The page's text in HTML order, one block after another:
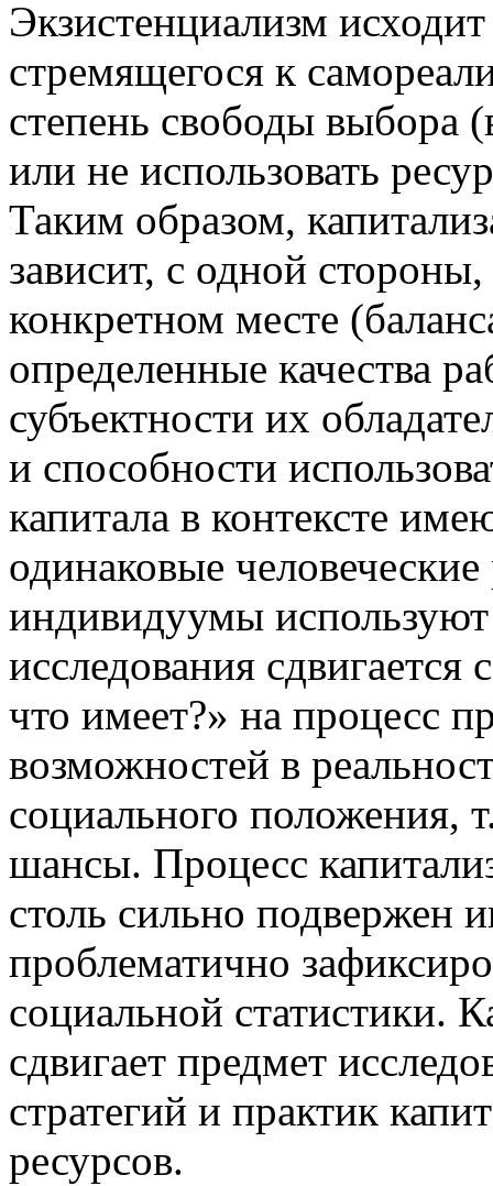
Экзистенциализм
стремящегося к
степень свободы выбора
или не использовать
Таким образом,
зависит, с одной
конкретном месте
определенные качества
субъектности их
и способности
капитала в контексте
одинаковые
индивидуумы
исследования сдвигается
что имеет?» на процесс
возможностей в
социального положения,
шансы. Процесс
столь сильно подвержен
проблематично
социальной статистики.
сдвигает предмет
стратегий и практик
ресурсов.